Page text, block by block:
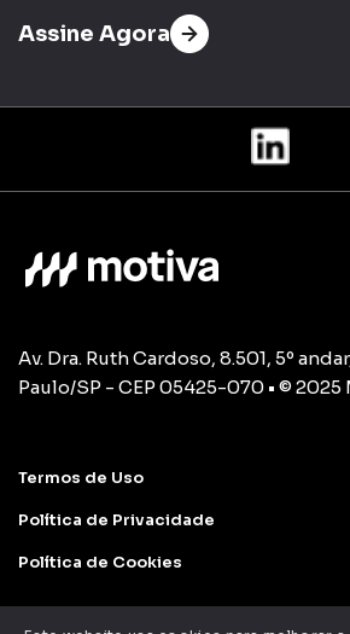
Assine Agora
Av. Dra. Ruth Cardoso, 8.501, 5º
Paulo/SP - CEP 05425-070 • © 2025
Termos de Uso
Política de Privacidade
Política de Cookies